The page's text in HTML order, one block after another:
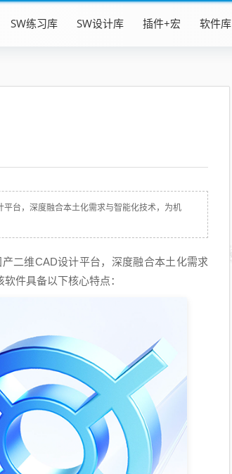
SW练习库 SW设计库 插件+宏 软件库
台，深度融合本土化需求与智能化技术，为机
二维CAD设计平台，深度融合本土化需求
件具备以下核心特点：